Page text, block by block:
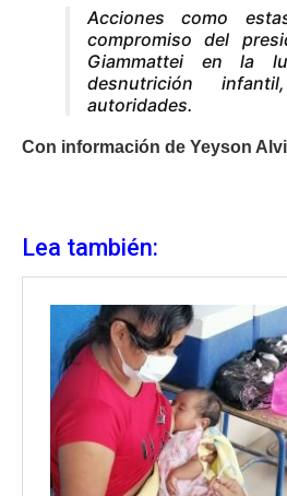
Acciones como
compromiso del
Giammattei en la
desnutrición
autoridades.
Con información de Yeyson
Lea también: